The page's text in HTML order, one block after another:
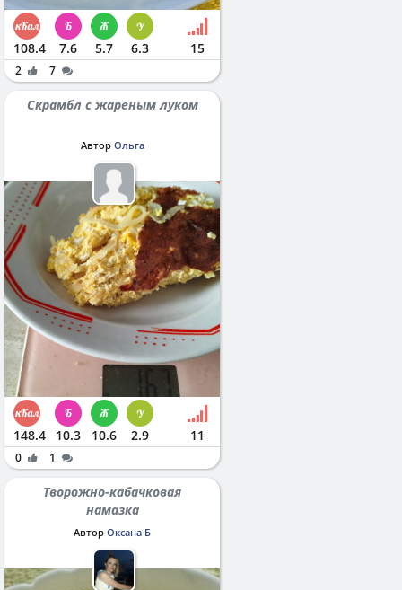
108.4 7.6 5.7 6.3 15
2 7
Скрамбл с жареным луком
Автор Ольга
148.4 10.3 10.6 2.9 11
0 1
Творожно-кабачковая
намазка
Автор Оксана Б